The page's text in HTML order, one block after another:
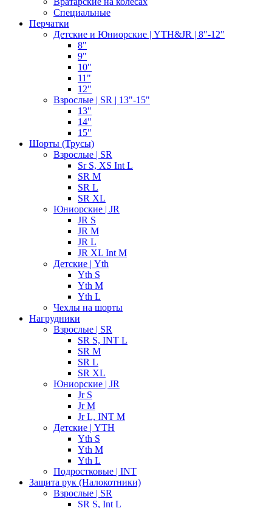
Специальные
Перчатки
Детские и Юниорские | YTH&JR | 8"-12"
8"
9"
10"
11"
12"
Взрослые | SR | 13"-15"
13"
14"
15"
Шорты (Трусы)
Взрослые | SR
Sr S, XS Int L
SR M
SR L
SR XL
Юниорские | JR
JR S
JR M
JR L
JR XL Int M
Детские | Yth
Yth S
Yth M
Yth L
Чехлы на шорты
Нагрудники
Взрослые | SR
SR S, INT L
SR M
SR L
SR XL
Юниорские | JR
Jr S
Jr M
Jr L, INT M
Детские | YTH
Yth S
Yth M
Yth L
Подростковые | INT
Защита рук (Налокотники)
Взрослые | SR
SR S, Int L